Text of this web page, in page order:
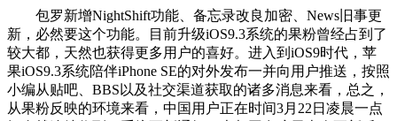
包罗新增NightShift功能、备忘录改良加密、News旧事更
新，必然要这个功能。目前升级iOS9.3系统的果粉曾经占到了
较大都，天然也获得更多用户的喜好。进入到iOS9时代，苹
果iOS9.3系统陪伴iPhone SE的对外发布一并向用户推送，按照
小编从贴吧、BBS以及社交渠道获取的诸多消息来看，总之，
从果粉反映的环境来看，中国用户正在时间3月22日凌晨一点